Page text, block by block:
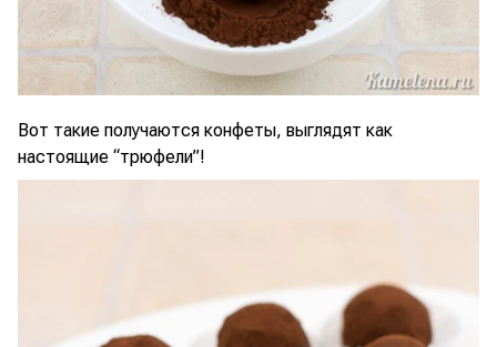
Вот такие получаются конфеты, выглядят как
настоящие “трюфели”!